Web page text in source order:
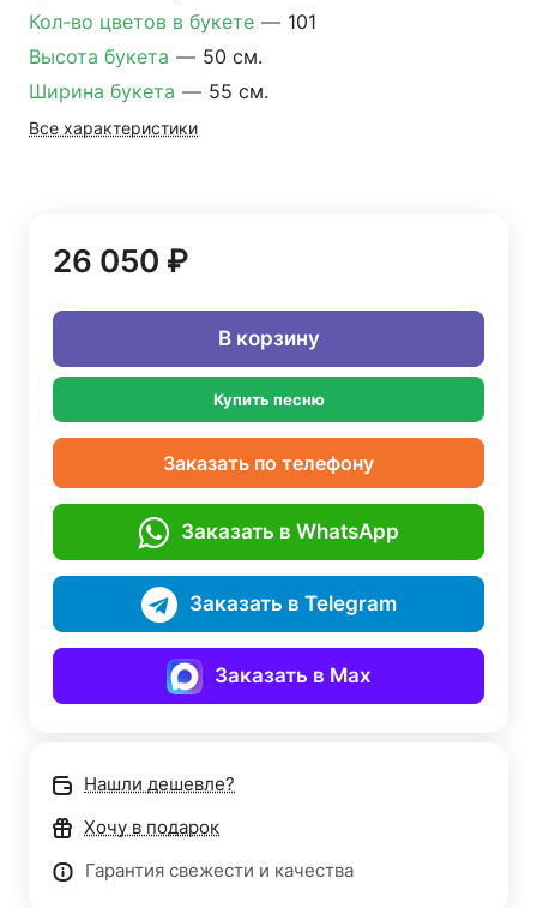
Кол-во цветов в букете — 101
Высота букета — 50 см.
Ширина букета — 55 см.
Все характеристики
26 050 ₽
В корзину
Купить песню
Заказать по телефону
Заказать в WhatsApp
Заказать в Telegram
Заказать в Max
Нашли дешевле?
Хочу в подарок
Гарантия свежести и качества